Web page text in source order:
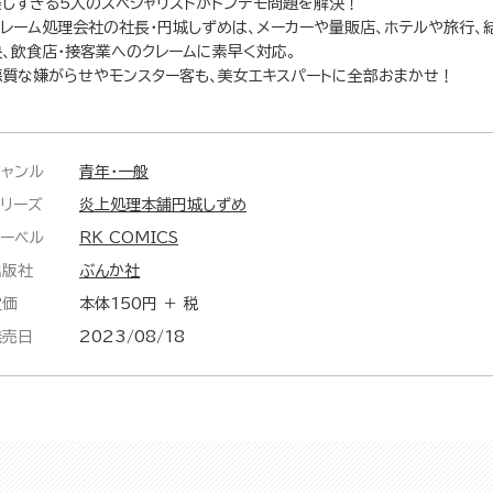
すぎる5人のスペシャリストがトンデモ問題を解決！
ーム処理会社の社長・円城しずめは、メーカーや量販店、ホテルや旅行
飲食店・接客業へのクレームに素早く対応。
な嫌がらせやモンスター客も、美女エキスパートに全部おまかせ！
ンル 青年・一般
ーズ 炎上処理本舗円城しずめ
ベル RK COMICS
社 ぶんか社
本体150円 ＋ 税
日 2023/08/18